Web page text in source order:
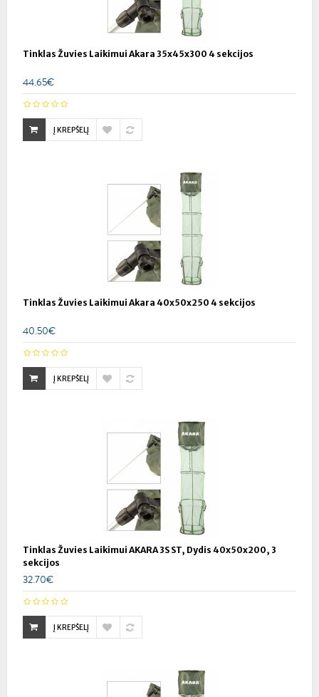
Tinklas Žuvies Laikimui Akara 35x45x300 4 sekcijos
44.65€
Į KREPŠELĮ
Tinklas Žuvies Laikimui Akara 40x50x250 4 sekcijos
40.50€
Į KREPŠELĮ
Tinklas Žuvies Laikimui AKARA 3S ST, Dydis 40x50x200, 3
sekcijos
32.70€
Į KREPŠELĮ